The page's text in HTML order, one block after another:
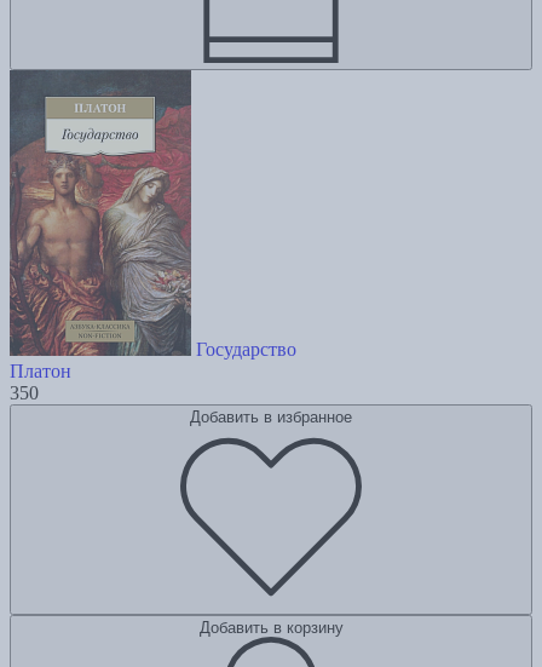
Государство
Платон
350
Добавить в избранное
Добавить в корзину